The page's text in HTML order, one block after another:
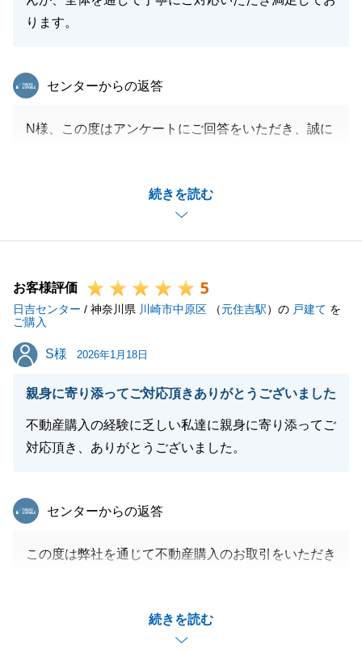
ります。
続きを読む
東急リバブル
センターからの返答
N様、この度はアンケートにご回答をいただき、誠に
しの拠点となることを心より願っております。
また、何かお力になれそうな事がございましたら、お
気軽になんでもご相談くださいませ。引き続きよろし
お客様評価 5
日吉センター / 神奈川県 川崎市中原区 （元住吉駅）の 戸建て を
ご購入
S様
S様 2026年1月18日
親身に寄り添ってご対応頂きありがとうございました
不動産購入の経験に乏しい私達に親身に寄り添ってご
対応頂き、ありがとうございました。
続きを読む
東急リバブル
センターからの返答
この度は弊社を通じて不動産購入のお取引をいただき
今後とも不動産関係でお困りごとがございましたら是